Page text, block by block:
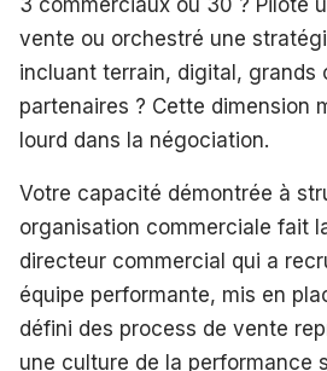
3 commerciaux ou 30 ? Piloté
vente ou orchestré une
incluant terrain, digital, grands
partenaires ? Cette dimension
lourd dans la négociation.
Votre capacité démontrée à
organisation commerciale fait
directeur commercial qui a
équipe performante, mis en
défini des process de vente
une culture de la performance